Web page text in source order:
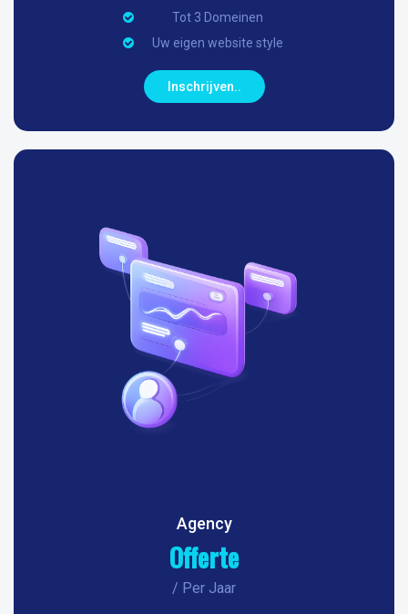
Tot 3 Domeinen
Uw eigen website style
Inschrijven..
Agency
Offerte
/ Per Jaar